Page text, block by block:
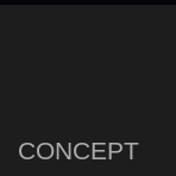
CONCEPT